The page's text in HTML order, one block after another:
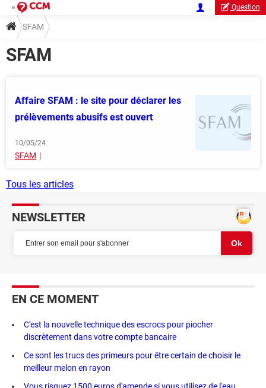
Question
SFAM
SFAM
Affaire SFAM : le site pour déclarer les
prélèvements abusifs est ouvert
10/05/24
SFAM
Tous les articles
NEWSLETTER
EN CE MOMENT
C'est la nouvelle technique des escrocs pour piocher
discrètement dans votre compte bancaire
Ce sont les trucs des primeurs pour être certain de choisir le
meilleur melon en rayon